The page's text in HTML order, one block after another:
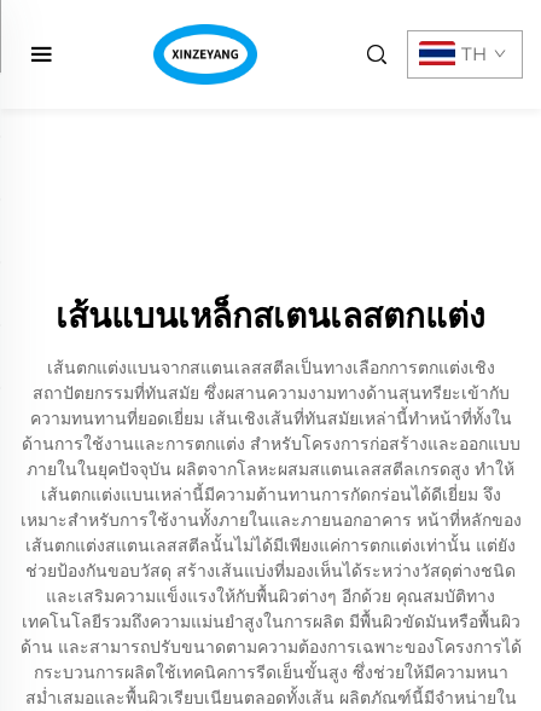
TH
เส้นแบนเหล็กสเตนเลสตกแต่ง
เส้นตกแต่งแบนจากสแตนเลสสตีลเป็นทางเลือกการตกแต่งเชิง
สถาปัตยกรรมที่ทันสมัย ซึ่งผสานความงามทางด้านสุนทรียะเข้ากับ
ความทนทานที่ยอดเยี่ยม เส้นเชิงเส้นที่ทันสมัยเหล่านี้ทำหน้าที่ทั้งใน
ด้านการใช้งานและการตกแต่ง สำหรับโครงการก่อสร้างและออกแบบ
ภายในในยุคปัจจุบัน ผลิตจากโลหะผสมสแตนเลสสตีลเกรดสูง ทำให้
เส้นตกแต่งแบนเหล่านี้มีความต้านทานการกัดกร่อนได้ดีเยี่ยม จึง
เหมาะสำหรับการใช้งานทั้งภายในและภายนอกอาคาร หน้าที่หลักของ
เส้นตกแต่งสแตนเลสสตีลนั้นไม่ได้มีเพียงแค่การตกแต่งเท่านั้น แต่ยัง
ช่วยป้องกันขอบวัสดุ สร้างเส้นแบ่งที่มองเห็นได้ระหว่างวัสดุต่างชนิด
และเสริมความแข็งแรงให้กับพื้นผิวต่างๆ อีกด้วย คุณสมบัติทาง
เทคโนโลยีรวมถึงความแม่นยำสูงในการผลิต มีพื้นผิวขัดมันหรือพื้นผิว
ด้าน และสามารถปรับขนาดตามความต้องการเฉพาะของโครงการได้
กระบวนการผลิตใช้เทคนิคการรีดเย็นขั้นสูง ซึ่งช่วยให้มีความหนา
สม่ำเสมอและพื้นผิวเรียบเนียนตลอดทั้งเส้น ผลิตภัณฑ์นี้มีจำหน่ายใน